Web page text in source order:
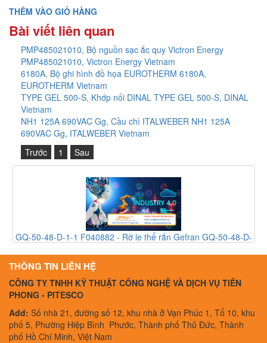
THÊM VÀO GIỎ HÀNG
Bài viết liên quan
PMP485021010, Bộ nguồn sạc ắc quy Victron Energy
PMP485021010, Victron Energy Vietnam
6180A, Bộ ghi hình đồ họa EUROTHERM 6180A,
EUROTHERM Vietnam
TYPE GEL 500-S, Khớp nối DINAL TYPE GEL 500-S, DINAL
Vietnam
NH1 125A 690VAC Gg, Cầu chì ITALWEBER NH1 125A
690VAC Gg, ITALWEBER Vietnam
Trước
1 Sau
GQ-50-48-D-1-1 F040882 - Rờ le thể rắn Gefran GQ-50-48-D-
THÔNG TIN LIÊN HỆ
CÔNG TY TNHH KỸ THUẬT CÔNG NGHỆ VÀ DỊCH VỤ TIÊN
PHONG - PITESCO
Add: Số nhà 21, đường số 12, khu nhà ở Vạn Phúc 1, Tổ 10, khu
phố 5, Phường Hiệp Bình Phước, Thành phố Thủ Đức, Thành
phố Hồ Chí Minh, Việt Nam